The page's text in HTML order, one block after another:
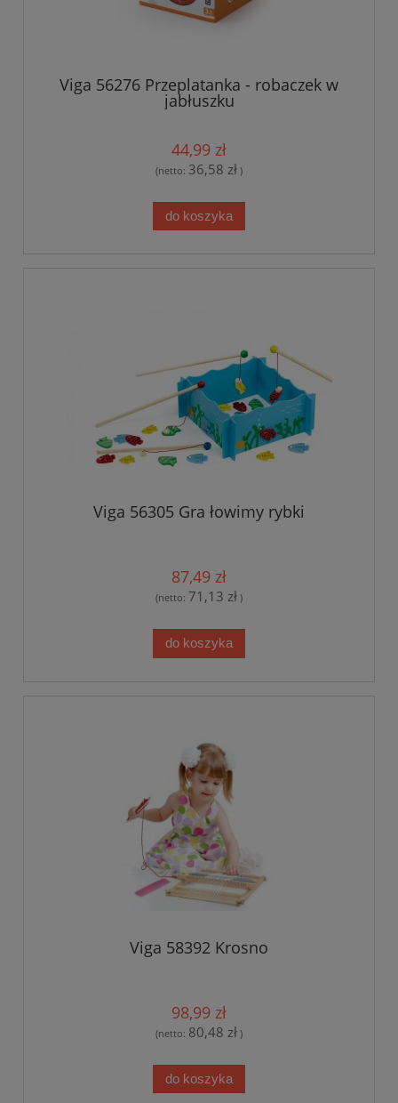
Viga 56276 Przeplatanka - robaczek w
jabłuszku
44,99 zł
(netto: 36,58 zł )
do koszyka
Viga 56305 Gra łowimy rybki
87,49 zł
(netto: 71,13 zł )
do koszyka
Viga 58392 Krosno
98,99 zł
(netto: 80,48 zł )
do koszyka